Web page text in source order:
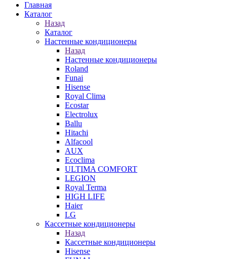
Главная
Каталог
Назад
Каталог
Настенные кондиционеры
Назад
Настенные кондиционеры
Roland
Funai
Hisense
Royal Clima
Ecostar
Electrolux
Ballu
Hitachi
Alfacool
AUX
Ecoclima
ULTIMA COMFORT
LEGION
Royal Terma
HIGH LIFE
Haier
LG
Кассетные кондиционеры
Назад
Кассетные кондиционеры
Hisense